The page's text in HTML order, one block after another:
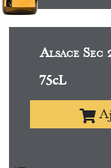
Alsace Sec
75cL